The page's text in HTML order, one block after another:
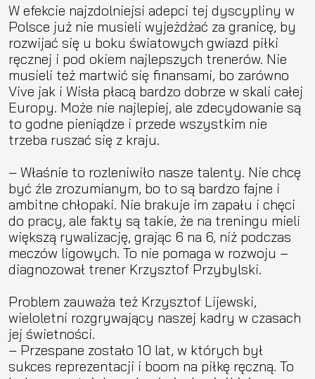
W efekcie najzdolniejsi adepci tej dyscypliny w
Polsce już nie musieli wyjeżdżać za granicę, by
rozwijać się u boku światowych gwiazd piłki
ręcznej i pod okiem najlepszych trenerów. Nie
musieli też martwić się finansami, bo zarówno
Vive jak i Wisła płacą bardzo dobrze w skali całej
Europy. Może nie najlepiej, ale zdecydowanie są
to godne pieniądze i przede wszystkim nie
trzeba ruszać się z kraju.
– Właśnie to rozleniwiło nasze talenty. Nie chcę
być źle zrozumianym, bo to są bardzo fajne i
ambitne chłopaki. Nie brakuje im zapału i chęci
do pracy, ale fakty są takie, że na treningu mieli
większą rywalizację, grając 6 na 6, niż podczas
meczów ligowych. To nie pomaga w rozwoju –
diagnozował trener Krzysztof Przybylski.
Problem zauważa też Krzysztof Lijewski,
wieloletni rozgrywający naszej kadry w czasach
jej świetności.
– Przespane zostało 10 lat, w których był
sukces reprezentacji i boom na piłkę ręczną. To